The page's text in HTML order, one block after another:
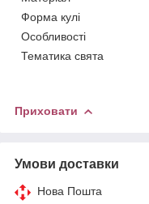
Форма кулі
Особливості
Тематика свята
Приховати
Умови доставки
Нова Пошта